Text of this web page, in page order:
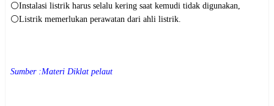
⚪Instalasi listrik harus selalu kering saat kemudi tidak digunakan,
⚪Listrik memerlukan perawatan dari ahli listrik.
Sumber :Materi Diklat pelaut